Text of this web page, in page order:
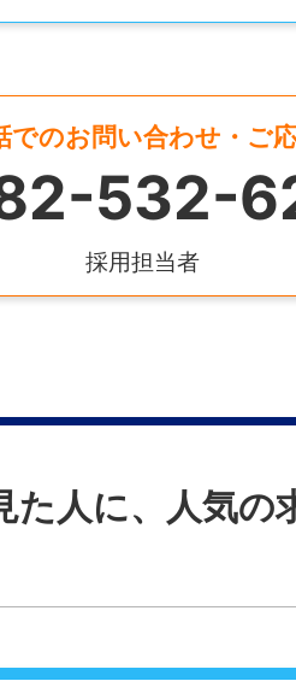
育体制を整えています。
に就く方にも、先輩警備
がらしっかりサポートし
せん。
る警備員の多くも未経験
広島市西区中広町3丁
本人希望による（広島市
中広町3丁目4-1 ニュー
でのお問い合わせ・ご
532-
採用担当者
た人に、人気の